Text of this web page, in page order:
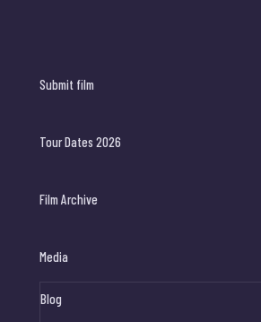
Submit film
Tour Dates 2026
Film Archive
Media
Blog